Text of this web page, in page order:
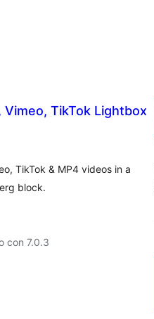
Vimeo, TikTok Lightbox
TikTok & MP4 videos in a
block.
con 7.0.3